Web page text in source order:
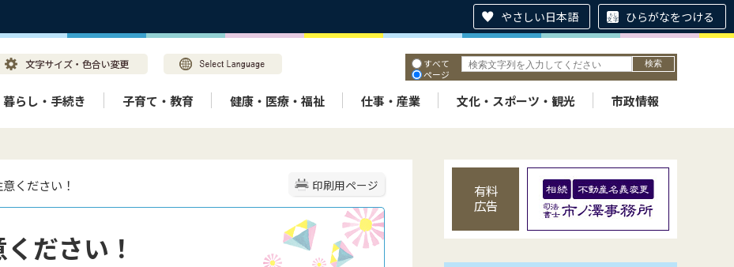
やさしい日本語 ひらがなをつける
すべて
ページ
暮らし・手続き 子育て・教育 健康・医療・福祉 仕事・産業 文化・スポーツ・観光 市政情報
印刷用ページ
ください！
ださい！
有料
広告